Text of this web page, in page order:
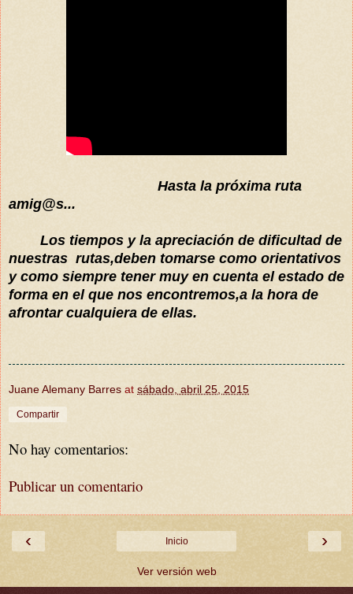
Hasta la próxima ruta
amig@s...
Los tiempos y la apreciación de dificultad de
nuestras rutas,deben tomarse como orientativos
y como siempre tener muy en cuenta el estado de
forma en el que nos encontremos,a la hora de
afrontar cualquiera de ellas.
Juane Alemany Barres at sábado, abril 25, 2015
Compartir
No hay comentarios:
Publicar un comentario
‹ ›
Inicio
Ver versión web